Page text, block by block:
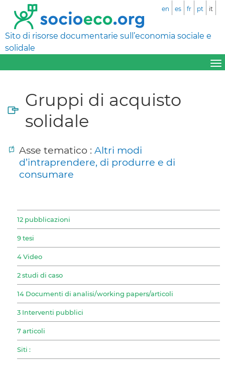
Sito di risorse documentarie sull’economia sociale e
solidale
en es fr pt it
Gruppi di acquisto
solidale
Asse tematico : Altri modi
d’intraprendere, di produrre e di
consumare
12 pubblicazioni
9 tesi
4 Video
2 studi di caso
14 Documenti di analisi/working papers/articoli
3 Interventi pubblici
7 articoli
Siti :